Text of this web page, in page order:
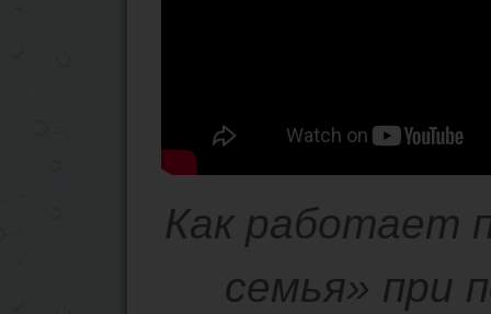
Как работает
семья» при